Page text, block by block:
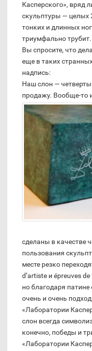
Касперского», вряд
скульптуры — целых
тонких и длинных
триумфально
Вы спросите, что
еще в таких
надпись:
Наш слон —
продажу. Вообще-то
сделаны в качестве
пользования
месте резко
d’artiste и épreuves
но благодаря
очень и очень
«Лаборатории
слон всегда
конечно, победы и
«Лаборатории